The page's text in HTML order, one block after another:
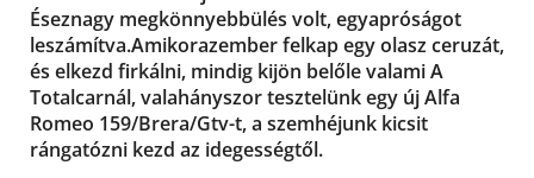
Éseznagy megkönnyebbülés volt, egyapróságot
leszámítva.Amikorazember felkap egy olasz ceruzát,
és elkezd firkálni, mindig kijön belőle valami A
Totalcarnál, valahányszor tesztelünk egy új Alfa
Romeo 159/Brera/Gtv-t, a szemhéjunk kicsit
rángatózni kezd az idegességtől.